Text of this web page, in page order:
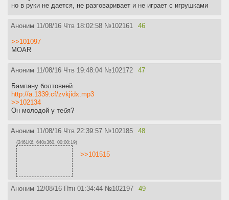
но в руки не дается, не разговаривает и не играет с игрушками
Аноним 11/08/16 Чтв 18:02:58 №102161 46
>>101097
MOAR
Аноним 11/08/16 Чтв 19:48:04 №102172 47
Бампану болтовней.
http://a.1339.cf/zvkjidx.mp3
>>102134
Он молодой у тебя?
Аноним 11/08/16 Чтв 22:39:57 №102185 48
(2461Кб, 640x360, 00:00:19)
>>101515
Аноним 12/08/16 Птн 01:34:44 №102197 49